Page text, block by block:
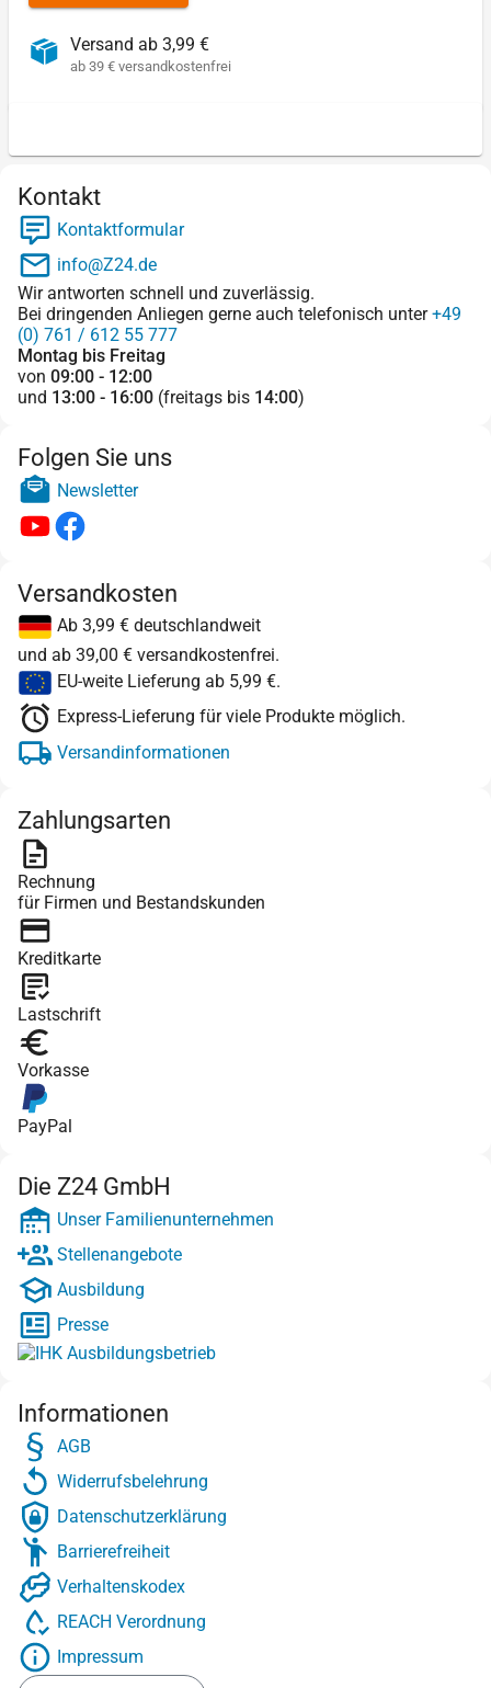
Versand ab 3,99 €
ab 39 € versandkostenfrei
Kontakt
Kontaktformular
info@Z24.de
Wir antworten schnell und zuverlässig.
Bei dringenden Anliegen gerne auch telefonisch unter+49
(0) 761 / 612 55 777
Montag bis Freitag
von 09:00 - 12:00
und 13:00 - 16:00 (freitags bis 14:00)
Folgen Sie uns
Newsletter
Versandkosten
Ab 3,99 € deutschlandweit
und ab 39,00 € versandkostenfrei.
EU-weite Lieferung ab 5,99 €.
Express-Lieferung für viele Produkte möglich.
Versandinformationen
Zahlungsarten
Rechnung
für Firmen und Bestandskunden
Kreditkarte
Lastschrift
Vorkasse
PayPal
Die Z24 GmbH
Unser Familienunternehmen
Stellenangebote
Ausbildung
Presse
Informationen
AGB
Widerrufsbelehrung
Datenschutzerklärung
Barrierefreiheit
Verhaltenskodex
REACH Verordnung
Impressum